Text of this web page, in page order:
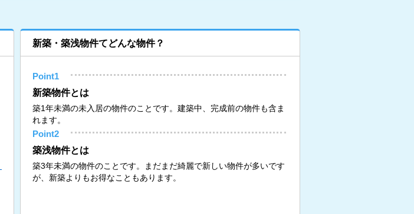
新築・築浅物件てどんな物件？
Point1
新築物件とは
築1年未満の未入居の物件のことです。建築中、完成前の物件も含ま
れます。
Point2
築浅物件とは
築3年未満の物件のことです。まだまだ綺麗で新しい物件が多いです
が、新築よりもお得なこともあります。